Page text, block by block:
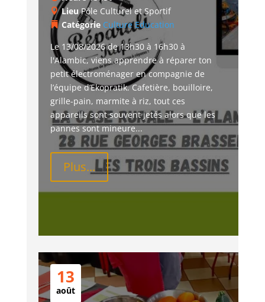
LieuPôle Culturel et Sportif
Catégorie Culture Education
Le 13/08/2026 de 13h30 à 16h30 à
l'Alambic, viens apprendre à réparer ton
petit électroménager en compagnie de
l’équipe d’Ekopratik. Cafetière, bouilloire,
grille-pain, marmite à riz, tout ces
appareils sont souvent jetés alors que les
pannes sont mineure...
Plus...
13
août